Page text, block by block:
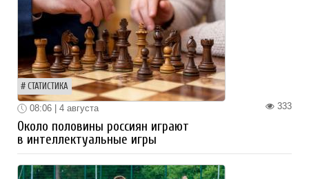
СТАТИСТИКА
333
08:06 | 4 августа
Около половины россиян играют
в интеллектуальные игры